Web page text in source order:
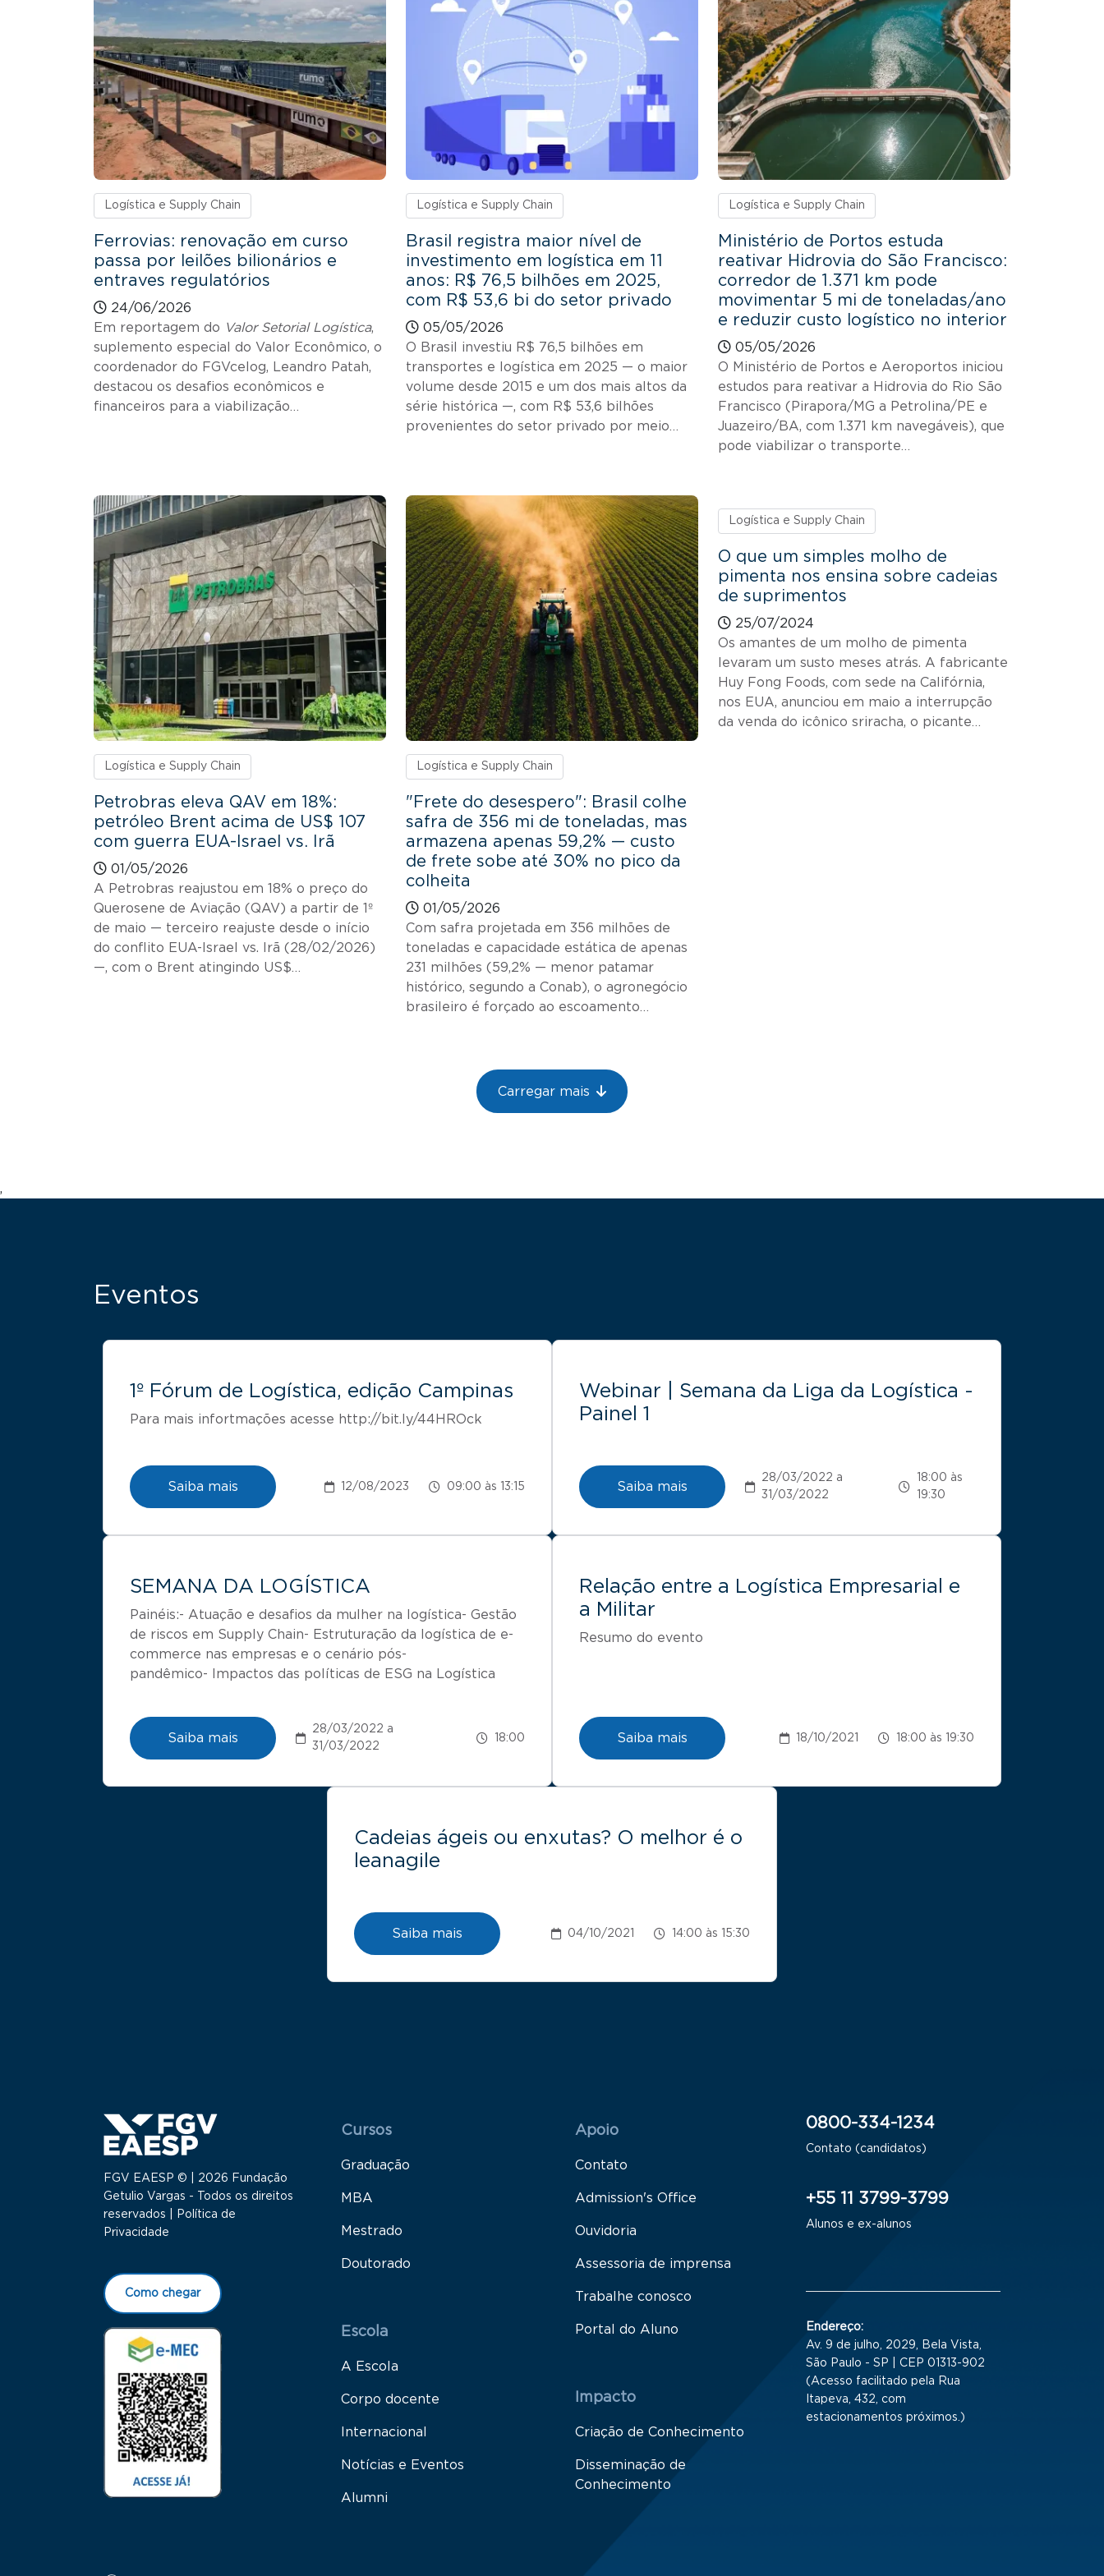
Logística e Supply Chain
Ferrovias: renovação em curso
passa por leilões bilionários e
entraves regulatórios
24/06/2026
Em reportagem do Valor Setorial Logística,
suplemento especial do Valor Econômico, o
coordenador do FGVcelog, Leandro Patah,
destacou os desafios econômicos e
financeiros para a viabilização…
Logística e Supply Chain
Brasil registra maior nível de
investimento em logística em 11
anos: R$ 76,5 bilhões em 2025,
com R$ 53,6 bi do setor privado
05/05/2026
O Brasil investiu R$ 76,5 bilhões em
transportes e logística em 2025 — o maior
volume desde 2015 e um dos mais altos da
série histórica —, com R$ 53,6 bilhões
provenientes do setor privado por meio…
Logística e Supply Chain
Ministério de Portos estuda
reativar Hidrovia do São Francisco:
corredor de 1.371 km pode
movimentar 5 mi de toneladas/ano
e reduzir custo logístico no interior
05/05/2026
O Ministério de Portos e Aeroportos iniciou
estudos para reativar a Hidrovia do Rio São
Francisco (Pirapora/MG a Petrolina/PE e
Juazeiro/BA, com 1.371 km navegáveis), que
pode viabilizar o transporte…
Logística e Supply Chain
Petrobras eleva QAV em 18%:
petróleo Brent acima de US$ 107
com guerra EUA-Israel vs. Irã
01/05/2026
A Petrobras reajustou em 18% o preço do
Querosene de Aviação (QAV) a partir de 1º
de maio — terceiro reajuste desde o início
do conflito EUA-Israel vs. Irã (28/02/2026)
—, com o Brent atingindo US$…
Logística e Supply Chain
"Frete do desespero": Brasil colhe
safra de 356 mi de toneladas, mas
armazena apenas 59,2% — custo
de frete sobe até 30% no pico da
colheita
01/05/2026
Com safra projetada em 356 milhões de
toneladas e capacidade estática de apenas
231 milhões (59,2% — menor patamar
histórico, segundo a Conab), o agronegócio
brasileiro é forçado ao escoamento…
Logística e Supply Chain
O que um simples molho de
pimenta nos ensina sobre cadeias
de suprimentos
25/07/2024
Os amantes de um molho de pimenta
levaram um susto meses atrás. A fabricante
Huy Fong Foods, com sede na Califórnia,
nos EUA, anunciou em maio a interrupção
da venda do icônico sriracha, o picante…
Carregar mais
,
Eventos
1º Fórum de Logística, edição Campinas
Para mais infortmações acesse http://bit.ly/44HROck
Saiba mais 12/08/2023 09:00 às 13:15
Webinar | Semana da Liga da Logística -
Painel 1
Saiba mais
28/03/2022 a
31/03/2022
18:00 às
19:30
SEMANA DA LOGÍSTICA
Painéis:- Atuação e desafios da mulher na logística- Gestão
de riscos em Supply Chain- Estruturação da logística de e-
commerce nas empresas e o cenário pós-
pandêmico- Impactos das políticas de ESG na Logística
Saiba mais
28/03/2022 a
31/03/2022
18:00
Relação entre a Logística Empresarial e
a Militar
Resumo do evento
Saiba mais 18/10/2021 18:00 às 19:30
Cadeias ágeis ou enxutas? O melhor é o
leanagile
Saiba mais 04/10/2021 14:00 às 15:30
FGV EAESP © | 2026 Fundação
Getulio Vargas - Todos os direitos
reservados |
Política de
Privacidade
Como chegar
Menu Rodapé 1
Cursos
Graduação
MBA
Mestrado
Doutorado
Escola
A Escola
Corpo docente
Internacional
Notícias e Eventos
Alumni
Rodapé 2
Apoio
Contato
Admission's Office
Ouvidoria
Assessoria de imprensa
Trabalhe conosco
Portal do Aluno
Impacto
Criação de Conhecimento
Disseminação de
Conhecimento
0800-334-1234
Contato (candidatos)
+55 11 3799-3799
Alunos e ex-alunos
Endereço:
Av. 9 de julho, 2029, Bela Vista,
São Paulo - SP | CEP 01313-902
(Acesso facilitado pela Rua
Itapeva, 432, com
estacionamentos próximos.)